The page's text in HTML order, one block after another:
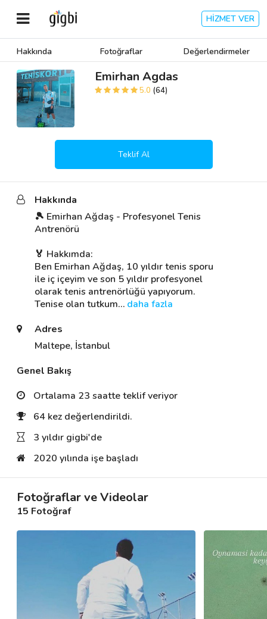
HİZMET VER
Anasayfa
Giriş Yap
Kayıt Ol
🎈 Biz Kimiz?
Nasıl Çalışır?
Müşteri Değerlendirmeleri
Destek
İletişim
Hakkında Fotoğraflar Değerlendirmeler
Emirhan Agdas
5.0 (64)
Teklif Al
Hakkında
🎾 Emirhan Ağdaş - Profesyonel Tenis
Antrenörü
🏅 Hakkımda:
Ben Emirhan Ağdaş, 10 yıldır tenis sporu
ile iç içeyim ve son 5 yıldır profesyonel
olarak tenis antrenörlüğü yapıyorum.
Tenise olan tutkum… daha fazla
Adres
Maltepe, İstanbul
Genel Bakış
Ortalama 23 saatte teklif veriyor
64 kez değerlendirildi.
3 yıldır gigbi'de
2020 yılında işe başladı
Fotoğraflar ve Videolar
15 Fotoğraf